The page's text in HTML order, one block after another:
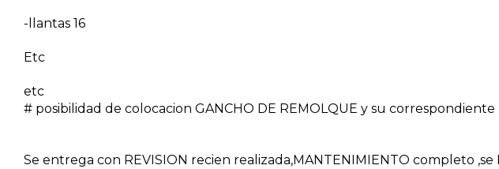
-llantas 16
Etc
etc
# posibilidad de colocacion GANCHO DE REMOLQUE y su
Se entrega con REVISION recien realizada,MANTENIMIENTO completo